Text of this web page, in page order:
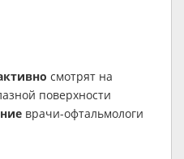
смотрят на
поверхности
врачи-офтальмологи